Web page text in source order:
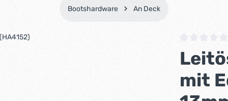
Bootshardware An Deck
mit